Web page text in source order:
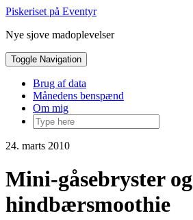
Skip
content
Piskeriset på Eventyr
Nye sjove madoplevelser
Toggle Navigation
Brug af data
Månedens benspænd
Om mig
24. marts 2010
Mini-gåsebryster og
hindbærsmoothie